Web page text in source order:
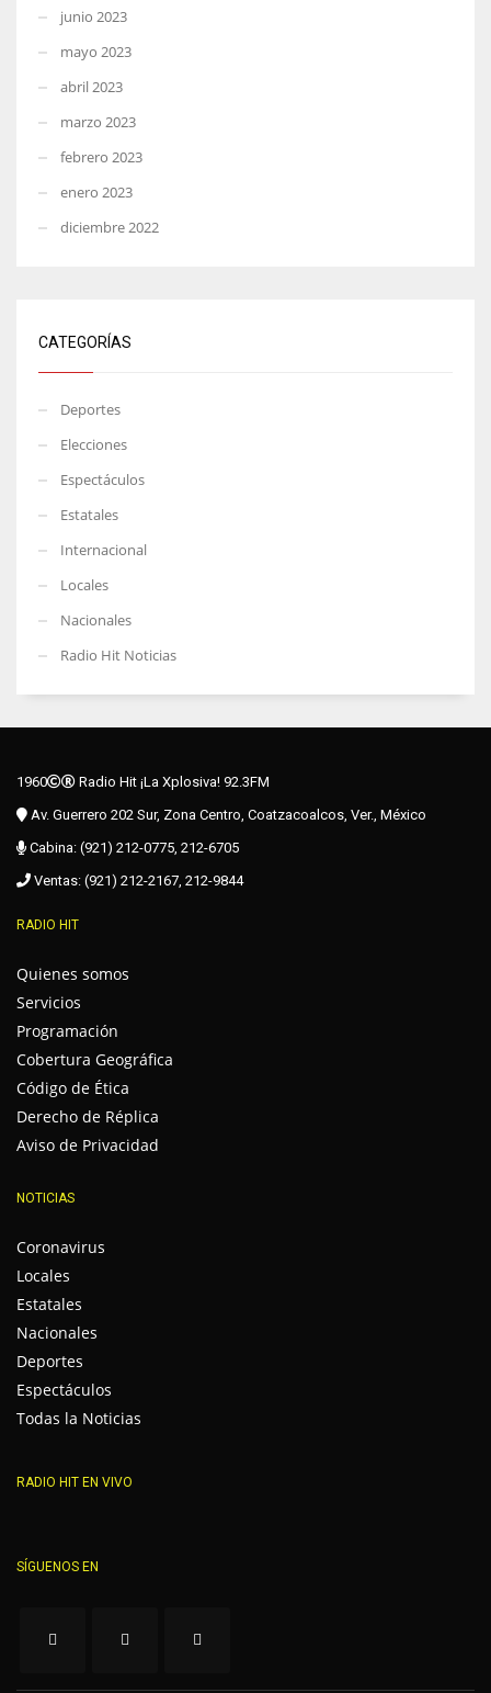
junio 2023
mayo 2023
abril 2023
marzo 2023
febrero 2023
enero 2023
diciembre 2022
CATEGORÍAS
Deportes
Elecciones
Espectáculos
Estatales
Internacional
Locales
Nacionales
Radio Hit Noticias
1960
Radio Hit ¡La Xplosiva! 92.3FM
Av. Guerrero 202 Sur, Zona Centro, Coatzacoalcos, Ver., México
Cabina: (921) 212-0775, 212-6705
Ventas: (921) 212-2167, 212-9844
RADIO HIT
Quienes somos
Servicios
Programación
Cobertura Geográfica
Código de Ética
Derecho de Réplica
Aviso de Privacidad
NOTICIAS
Coronavirus
Locales
Estatales
Nacionales
Deportes
Espectáculos
Todas la Noticias
RADIO HIT EN VIVO
SÍGUENOS EN